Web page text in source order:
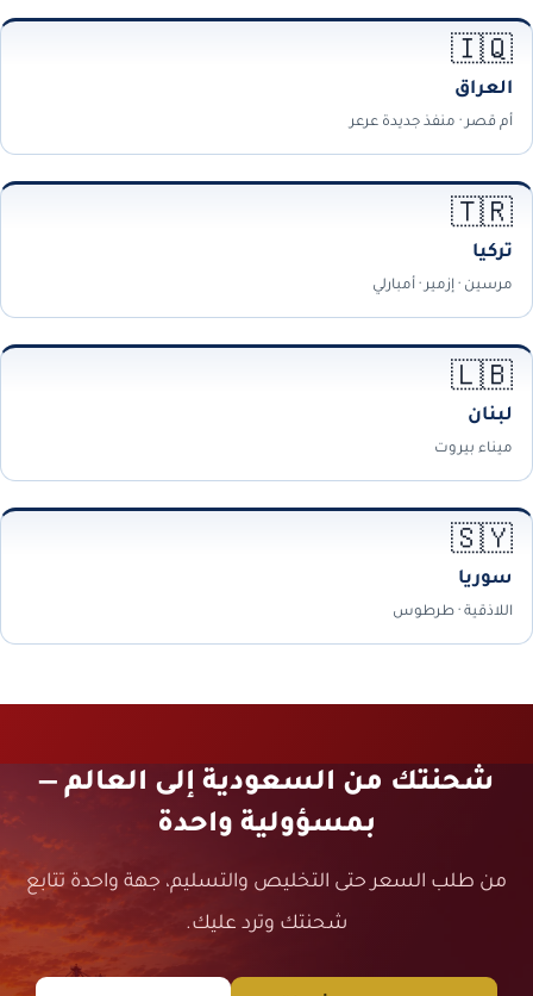
🇮🇶
العراق
أم قصر · منفذ جديدة عرعر
🇹🇷
تركيا
مرسين · إزمير · أمبارلي
🇱🇧
لبنان
ميناء بيروت
🇸🇾
سوريا
اللاذقية · طرطوس
شحنتك من السعودية إلى العالم —
بمسؤولية واحدة
من طلب السعر حتى التخليص والتسليم، جهة واحدة تتابع
شحنتك وترد عليك.